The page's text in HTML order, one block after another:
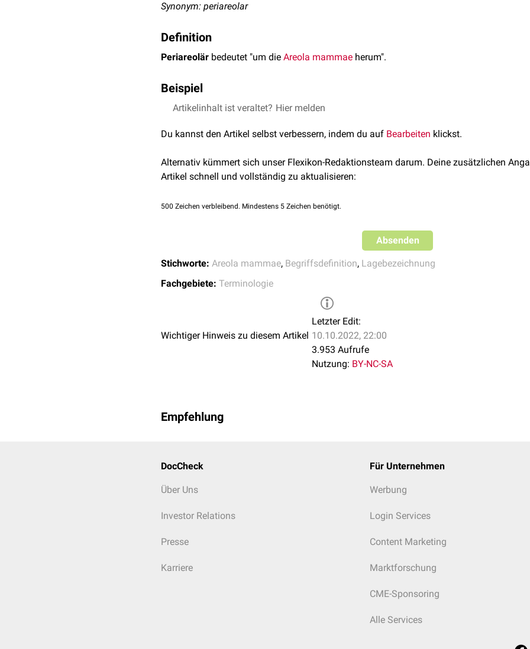
Synonym: periareolar
Definition
Periareolär bedeutet "um die Areola mammae herum".
Beispiel
Die Lagebezeichnung wird meist zur Beschreibung der Schnittführung im Rahmen einer
siehe auch: zirkumareolär
Artikelinhalt ist veraltet? Hier melden
Du kannst den Artikel selbst verbessern, indem du auf Bearbeiten klickst.
Alternativ kümmert sich unser Flexikon-Redaktionsteam darum. Deine zusätzlichen
Artikel schnell und vollständig zu aktualisieren:
500 Zeichen verbleibend. Mindestens 5 Zeichen benötigt.
Absenden
Stichworte: Areola mammae, Begriffsdefinition, Lagebezeichnung
Fachgebiete: Terminologie
Wichtiger Hinweis zu diesem Artikel
Letzter Edit:
10.10.2022, 22:00
3.953 Aufrufe
Nutzung: BY-NC-SA
Empfehlung
DocCheck
Über Uns
Investor Relations
Presse
Karriere
Für Unternehmen
Werbung
Login Services
Content Marketing
Marktforschung
CME-Sponsoring
Alle Services